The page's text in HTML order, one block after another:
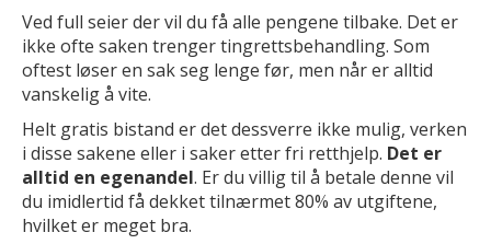
Ved full seier der vil du få alle pengene tilbake. Det er
ikke ofte saken trenger tingrettsbehandling. Som
oftest løser en sak seg lenge før, men når er alltid
vanskelig å vite.
Helt gratis bistand er det dessverre ikke mulig, verken
i disse sakene eller i saker etter fri retthjelp. Det er
alltid en egenandel. Er du villig til å betale denne vil
du imidlertid få dekket tilnærmet 80% av utgiftene,
hvilket er meget bra.